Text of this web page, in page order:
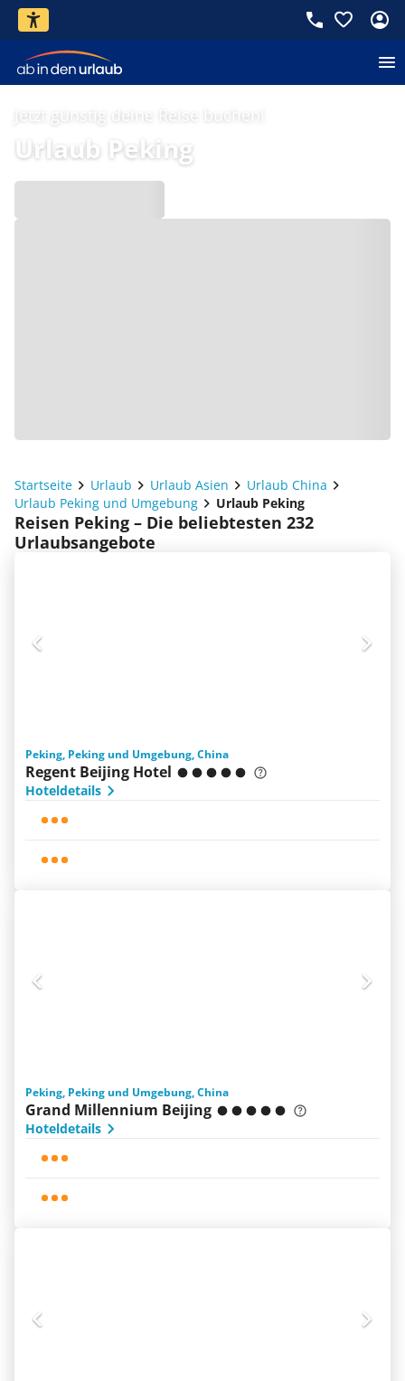
Jetzt günstig deine Reise buchen!
Urlaub Peking
Startseite Urlaub Urlaub Asien
Urlaub China
Urlaub Peking und Umgebung
Urlaub Peking
Reisen Peking – Die beliebtesten 232
Urlaubsangebote
Peking, Peking und Umgebung, China
Regent Beijing Hotel
Hoteldetails
Peking, Peking und Umgebung, China
Grand Millennium Beijing
Hoteldetails